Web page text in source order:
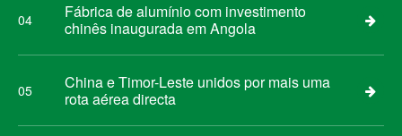
04
Fábrica de alumínio com investimento
chinês inaugurada em Angola
05
China e Timor-Leste unidos por mais uma
rota aérea directa